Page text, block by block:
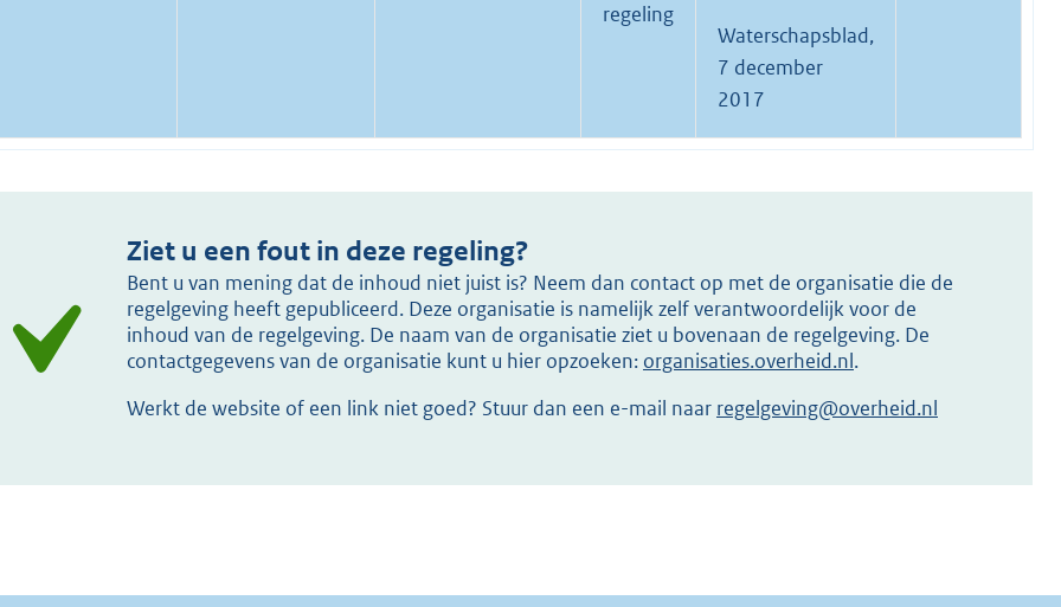
regeling
Waterschapsblad,
7 december
2017
Ziet u een fout in deze regeling?
Bent u van mening dat de inhoud niet juist is? Neem dan contact op met de organisatie die de
regelgeving heeft gepubliceerd. Deze organisatie is namelijk zelf verantwoordelijk voor de
inhoud van de regelgeving. De naam van de organisatie ziet u bovenaan de regelgeving. De
contactgegevens van de organisatie kunt u hier opzoeken: organisaties.overheid.nl.
Werkt de website of een link niet goed? Stuur dan een e-mail naar regelgeving@overheid.nl